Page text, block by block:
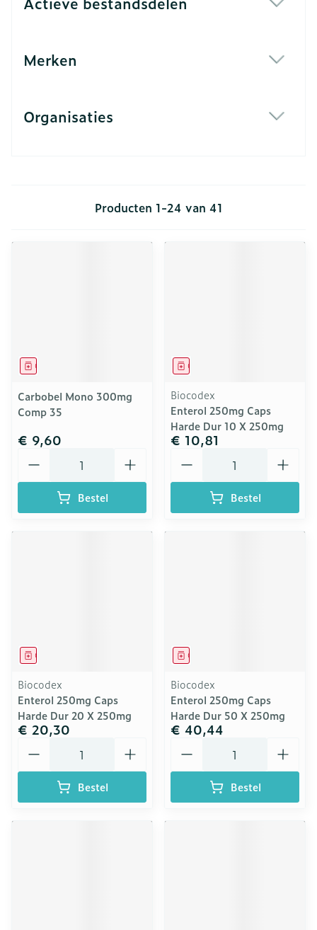
Merken
Organisaties
Producten 1-24 van 41
Geneesmiddel
Carbobel Mono 300mg
Comp 35
€ 9,60
Bestel
Geneesmiddel
Biocodex
Enterol 250mg Caps
Harde Dur 10 X 250mg
€ 10,81
Bestel
Geneesmiddel
Biocodex
Enterol 250mg Caps
Harde Dur 20 X 250mg
€ 20,30
Bestel
Geneesmiddel
Biocodex
Enterol 250mg Caps
Harde Dur 50 X 250mg
€ 40,44
Bestel